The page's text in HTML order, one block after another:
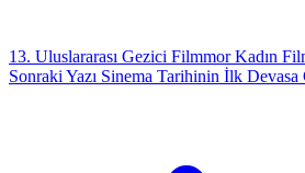
13. Uluslararası Gezici Filmmor Kadın
Sonraki Yazı Sinema Tarihinin İlk Devasa